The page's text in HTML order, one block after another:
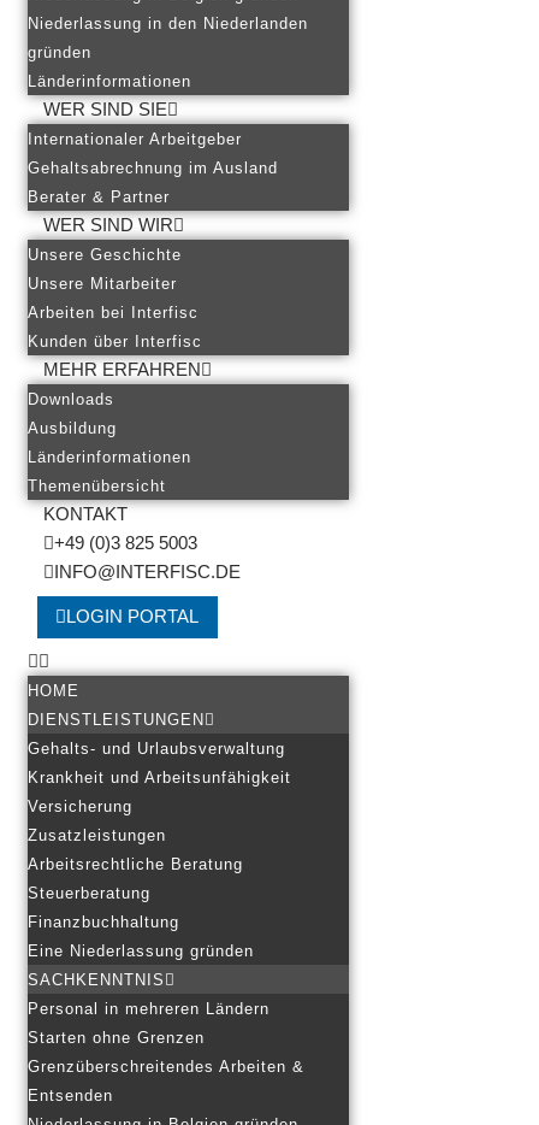
Niederlassung in den Niederlanden
gründen
Länderinformationen
WER SIND SIE
Internationaler Arbeitgeber
Gehaltsabrechnung im Ausland
Berater & Partner
WER SIND WIR
Unsere Geschichte
Unsere Mitarbeiter
Arbeiten bei Interfisc
Kunden über Interfisc
MEHR ERFAHREN
Downloads
Ausbildung
Länderinformationen
Themenübersicht
KONTAKT
+49 (0)3 825 5003
INFO@INTERFISC.DE
LOGIN PORTAL
HOME
DIENSTLEISTUNGEN
Gehalts- und Urlaubsverwaltung
Krankheit und Arbeitsunfähigkeit
Versicherung
Zusatzleistungen
Arbeitsrechtliche Beratung
Steuerberatung
Finanzbuchhaltung
Eine Niederlassung gründen
SACHKENNTNIS
Personal in mehreren Ländern
Starten ohne Grenzen
Grenzüberschreitendes Arbeiten &
Entsenden